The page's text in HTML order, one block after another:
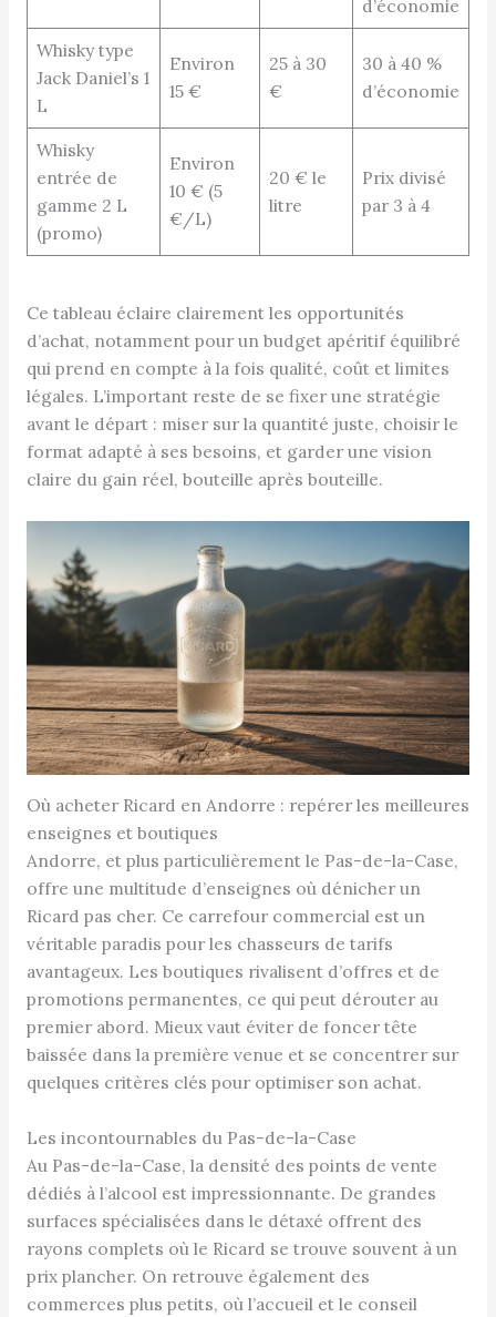
d’économie
Whisky type
Jack Daniel’s 1
L
Environ
15 €
25 à 30
€
30 à 40 %
d’économie
Whisky
entrée de
gamme 2 L
(promo)
Environ
10 € (5
€/L)
20 € le
litre
Prix divisé
par 3 à 4
Ce tableau éclaire clairement les opportunités
d’achat, notamment pour un budget apéritif équilibré
qui prend en compte à la fois qualité, coût et limites
légales. L’important reste de se fixer une stratégie
avant le départ : miser sur la quantité juste, choisir le
format adapté à ses besoins, et garder une vision
claire du gain réel, bouteille après bouteille.
Où acheter Ricard en Andorre : repérer les meilleures
enseignes et boutiques
Andorre, et plus particulièrement le Pas-de-la-Case,
offre une multitude d’enseignes où dénicher un
Ricard pas cher. Ce carrefour commercial est un
véritable paradis pour les chasseurs de tarifs
avantageux. Les boutiques rivalisent d’offres et de
promotions permanentes, ce qui peut dérouter au
premier abord. Mieux vaut éviter de foncer tête
baissée dans la première venue et se concentrer sur
quelques critères clés pour optimiser son achat.
Les incontournables du Pas-de-la-Case
Au Pas-de-la-Case, la densité des points de vente
dédiés à l’alcool est impressionnante. De grandes
surfaces spécialisées dans le détaxé offrent des
rayons complets où le Ricard se trouve souvent à un
prix plancher. On retrouve également des
commerces plus petits, où l’accueil et le conseil